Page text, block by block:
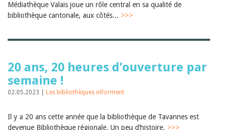
Médiathèque Valais joue un rôle central en sa qualité de
bibliothèque cantonale, aux côtés... >>>
20 ans, 20 heures d’ouverture par
semaine !
02.05.2023 | Les bibliothèques informent
Il y a 20 ans cette année que la bibliothèque de Tavannes est
devenue Bibliothèque régionale. Un peu d’histoire. >>>